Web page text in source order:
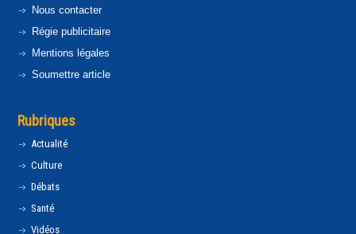
Nous contacter
Régie publicitaire
Mentions légales
Soumettre article
Rubriques
Actualité
Culture
Débats
Santé
Vidéos